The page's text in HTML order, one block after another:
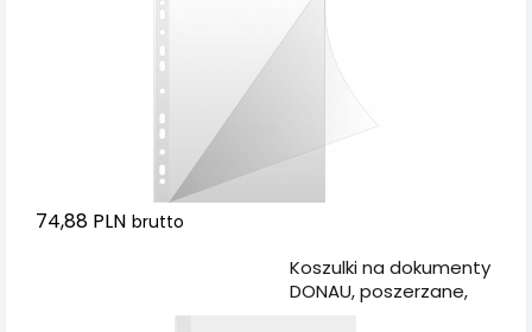
74,88 PLN brutto
Koszulki na dokumenty
DONAU, poszerzane,